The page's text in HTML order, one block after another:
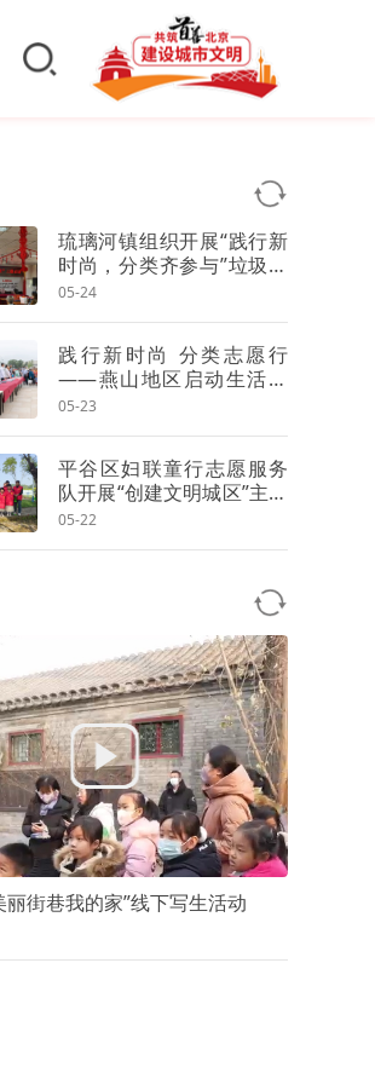
琉璃河镇组织开展“践行新
时尚，分类齐参与”垃圾分
类宣传周活动
05-24
践行新时尚 分类志愿行
——燕山地区启动生活垃
圾分类宣传周
05-23
平谷区妇联童行志愿服务
队开展“创建文明城区”主题
志愿活动
05-22
丽街巷我的家”线下写生活动